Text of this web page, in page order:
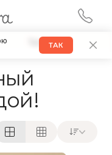
ТАК
Трусики